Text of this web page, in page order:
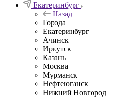
Екатеринбург
Назад
Города
Екатеринбург
Ачинск
Иркутск
Казань
Москва
Мурманск
Нефтеюганск
Нижний Новгород